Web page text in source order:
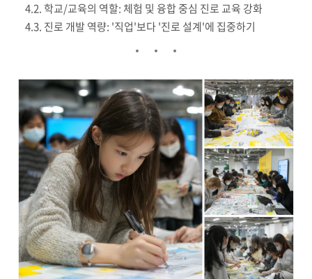
4.2. 학교/교육의 역할: 체험 및 융합 중심 진로 교육 강화
4.3. 진로 개발 역량: '직업'보다 '진로 설계'에 집중하기